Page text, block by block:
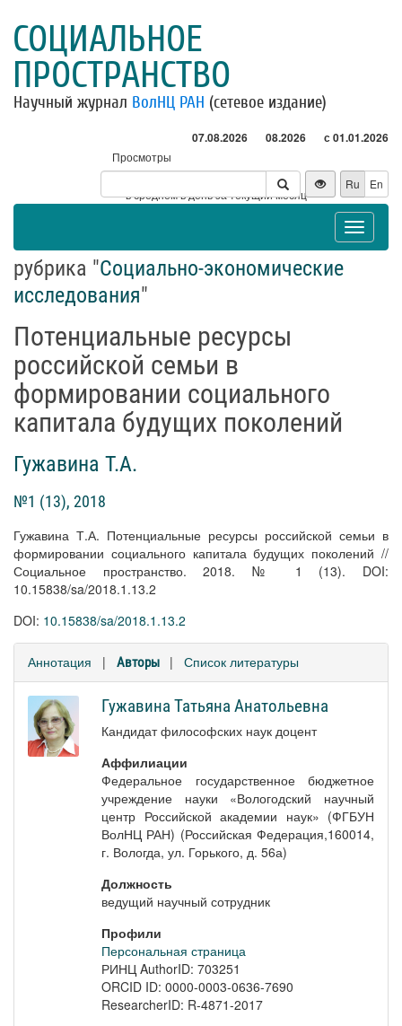
СОЦИАЛЬНОЕ
ПРОСТРАНСТВО
Научный журнал ВолНЦ РАН (сетевое издание)
07.08.2026 08.2026 с 01.01.2026
Просмотры
Посетители
* - в среднем в день за текущий месяц
Ru En
Toggle
рубрика "Социально-экономические
исследования"
Потенциальные ресурсы
российской семьи в
формировании социального
капитала будущих поколений
Гужавина Т.А.
№1 (13), 2018
Гужавина Т.А. Потенциальные ресурсы российской семьи в
формировании социального капитала будущих поколений //
Социальное пространство. 2018. № 1 (13). DOI:
10.15838/sa/2018.1.13.2
DOI: 10.15838/sa/2018.1.13.2
Аннотация | Авторы | Список литературы
Гужавина Татьяна Анатольевна
Кандидат философских наук доцент
Аффилиации
Федеральное государственное бюджетное
учреждение науки «Вологодский научный
центр Российской академии наук» (ФГБУН
ВолНЦ РАН) (Российская Федерация,160014,
г. Вологда, ул. Горького, д. 56а)
Должность
ведущий научный сотрудник
Профили
Персональная страница
РИНЦ AuthorID: 703251
ORCID ID: 0000-0003-0636-7690
ResearcherID: R-4871-2017